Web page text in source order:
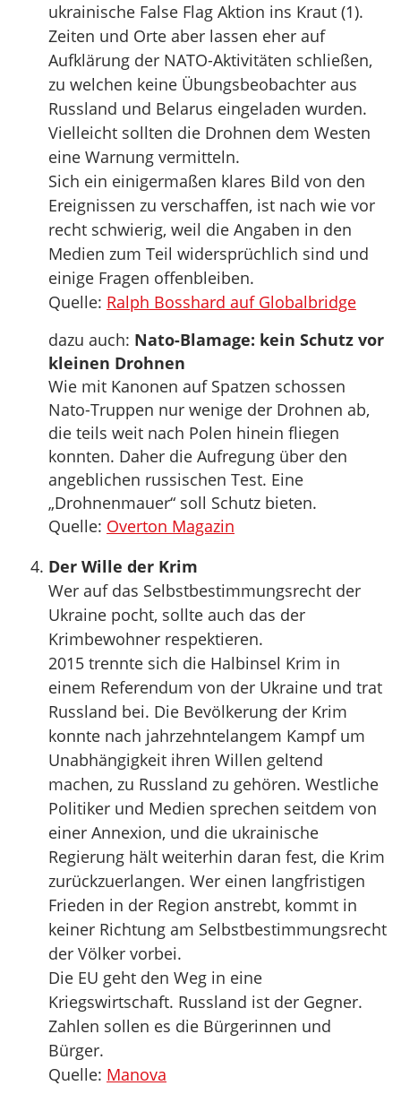
ukrainische False Flag Aktion ins Kraut (1).
Zeiten und Orte aber lassen eher auf
Aufklärung der NATO-Aktivitäten schließen,
zu welchen keine Übungsbeobachter aus
Russland und Belarus eingeladen wurden.
Vielleicht sollten die Drohnen dem Westen
eine Warnung vermitteln.
Sich ein einigermaßen klares Bild von den
Ereignissen zu verschaffen, ist nach wie vor
recht schwierig, weil die Angaben in den
Medien zum Teil widersprüchlich sind und
einige Fragen offenbleiben.
Quelle: Ralph Bosshard auf Globalbridge
dazu auch: Nato-Blamage: kein Schutz vor
kleinen Drohnen
Wie mit Kanonen auf Spatzen schossen
Nato-Truppen nur wenige der Drohnen ab,
die teils weit nach Polen hinein fliegen
konnten. Daher die Aufregung über den
angeblichen russischen Test. Eine
„Drohnenmauer“ soll Schutz bieten.
Quelle: Overton Magazin
Der Wille der Krim
Wer auf das Selbstbestimmungsrecht der
Ukraine pocht, sollte auch das der
Krimbewohner respektieren.
2015 trennte sich die Halbinsel Krim in
einem Referendum von der Ukraine und trat
Russland bei. Die Bevölkerung der Krim
konnte nach jahrzehntelangem Kampf um
Unabhängigkeit ihren Willen geltend
machen, zu Russland zu gehören. Westliche
Politiker und Medien sprechen seitdem von
einer Annexion, und die ukrainische
Regierung hält weiterhin daran fest, die Krim
zurückzuerlangen. Wer einen langfristigen
Frieden in der Region anstrebt, kommt in
keiner Richtung am Selbstbestimmungsrecht
der Völker vorbei.
Die EU geht den Weg in eine
Kriegswirtschaft. Russland ist der Gegner.
Zahlen sollen es die Bürgerinnen und
Bürger.
Quelle: Manova